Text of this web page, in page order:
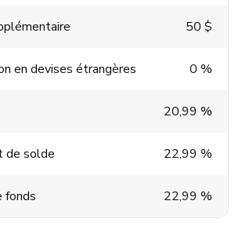
50 $
en devises étrangères 0 %
20,99 %
de solde 22,99 %
fonds 22,99 %